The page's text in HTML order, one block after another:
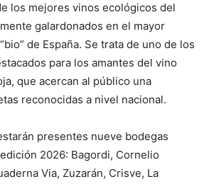
los mejores vinos ecológicos del
galardonados en el mayor
de España. Se trata de uno de los
para los amantes del vino
que acercan al público una
reconocidas a nivel nacional.
presentes nueve bodegas
2026: Bagordi, Cornelio
Via, Zuzarán, Crisve, La